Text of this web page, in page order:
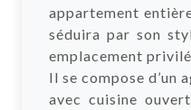
appartement
séduira par son
emplacement
Il se compose d’un
avec cuisine